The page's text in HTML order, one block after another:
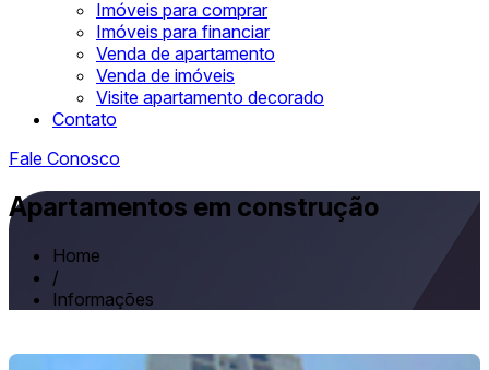
Imóveis para comprar
Imóveis para financiar
Venda de apartamento
Venda de imóveis
Visite apartamento decorado
Contato
Fale Conosco
Apartamentos em construção
Home
/
Informações